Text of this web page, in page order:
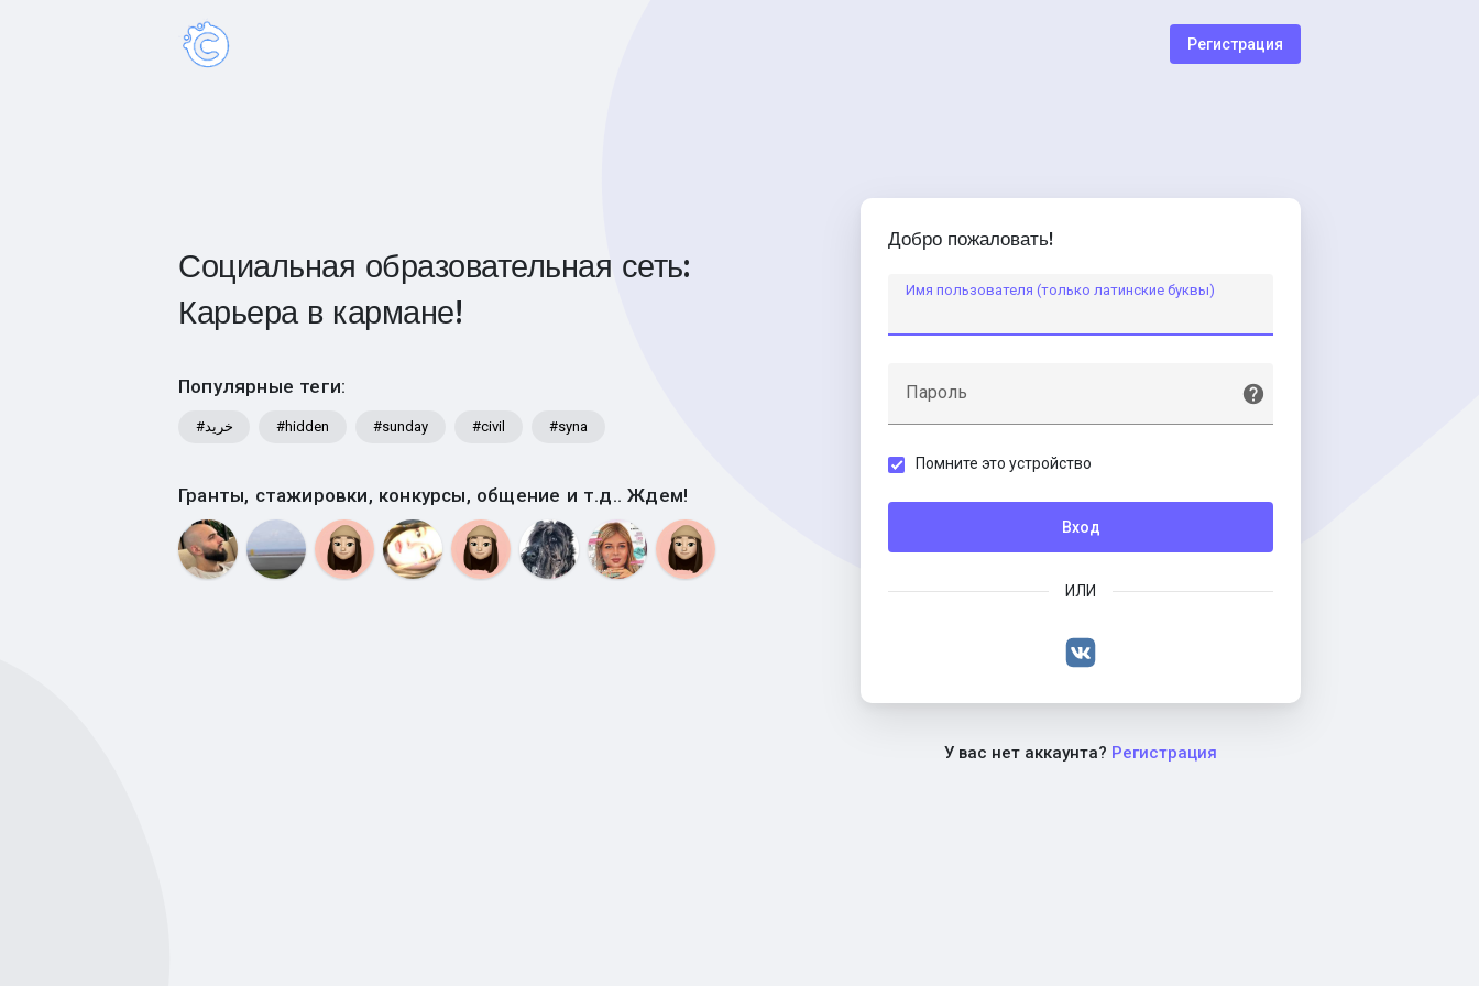
Регистрация
Социальная образовательная сеть:
Карьера в кармане!
Популярные теги:
#خرید #hidden #sunday #civil #syna
Гранты, стажировки, конкурсы, общение и т.д.. Ждем!
Добро пожаловать!
Имя пользователя (только латинские буквы)
Пароль
Помните это устройство
Вход
ИЛИ
У вас нет аккаунта? Регистрация